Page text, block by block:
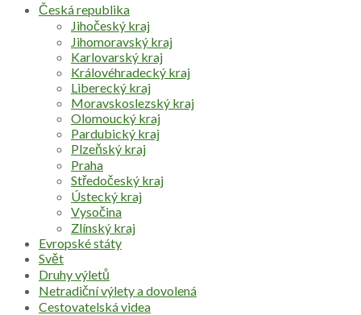
Česká republika
Jihočeský kraj
Jihomoravský kraj
Karlovarský kraj
Královéhradecký kraj
Liberecký kraj
Moravskoslezský kraj
Olomoucký kraj
Pardubický kraj
Plzeňský kraj
Praha
Středočeský kraj
Ústecký kraj
Vysočina
Zlínský kraj
Evropské státy
Svět
Druhy výletů
Netradiční výlety a dovolená
Cestovatelská videa